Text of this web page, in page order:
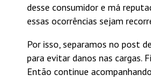
desse consumidor e má
essas ocorrências sejam
Por isso, separamos no post
para evitar danos nas cargas.
Então continue